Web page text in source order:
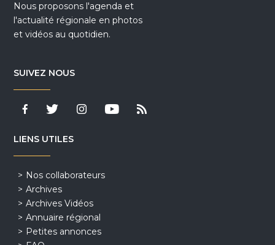
Nous proposons l'agenda et
l'actualité régionale en photos
et vidéos au quotidien.
SUIVEZ NOUS
LIENS UTILES
Nos collaborateurs
Archives
Archives Vidéos
Annuaire régional
Petites annonces